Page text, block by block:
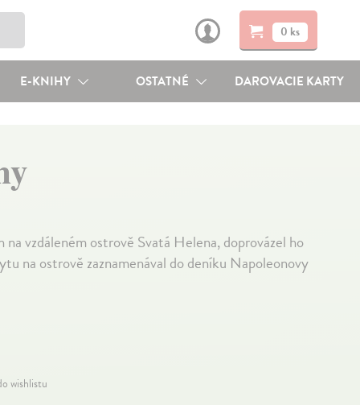
0 ks
E-KNIHY OSTATNÉ DAROVACIE KARTY
vzdáleném ostrově Svatá Helena, doprovázel ho
na ostrově zaznamenával do deníku Napoleonovy
wishlistu